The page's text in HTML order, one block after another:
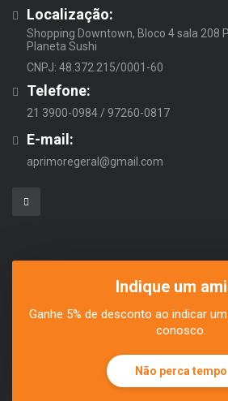
Localização:
Shopping Downtown, Bloco 4 sala 208
Planeta Sushi
CNPJ: 48.372.215/0001-60
Telefone:
21 3900-0984 / 97260-0817
E-mail:
aprimoregeral@gmail.com
Indique um
Ganhe 5% de desconto ao indicar
conosco.
Não perca tempo